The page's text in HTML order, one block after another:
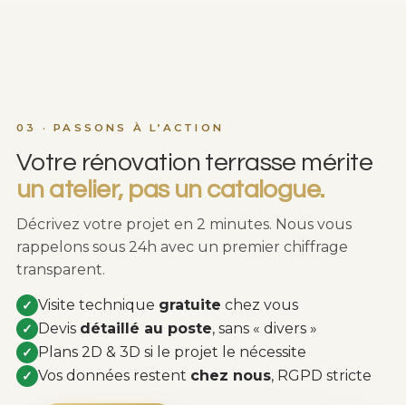
03 · PASSONS À L’ACTION
Votre rénovation terrasse mérite
un atelier, pas un catalogue.
Décrivez votre projet en 2 minutes. Nous vous
rappelons sous 24h avec un premier chiffrage
transparent.
✓ Visite technique gratuite chez vous
✓ Devis détaillé au poste, sans « divers »
✓ Plans 2D & 3D si le projet le nécessite
✓ Vos données restent chez nous, RGPD stricte